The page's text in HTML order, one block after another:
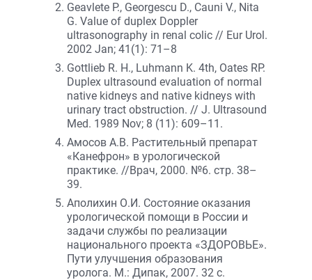
Geavlete P., Georgescu D., Cauni V., Nita
G. Value of duplex Doppler
ultrasonography in renal colic // Eur Urol.
2002 Jan; 41(1): 71–8
Gottlieb R. H., Luhmann K. 4th, Oates RP.
Duplex ultrasound evaluation of normal
native kidneys and native kidneys with
urinary tract obstruction. // J. Ultrasound
Med. 1989 Nov; 8 (11): 609–11.
Амосов А.В. Растительный препарат
«Канефрон» в урологической
практике. //Врач, 2000. №6. стр. 38–
39.
Аполихин О.И. Состояние оказания
урологической помощи в России и
задачи службы по реализации
национального проекта «ЗДОРОВЬЕ».
Пути улучшения образования
уролога. М.: Дипак, 2007. 32 с.